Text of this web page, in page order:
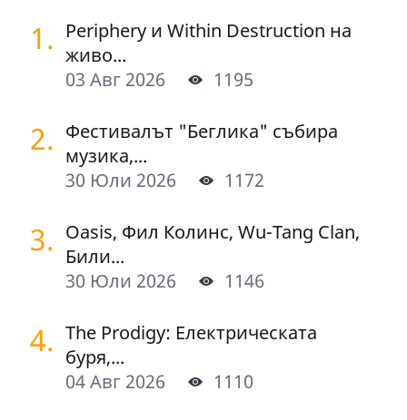
1. Periphery и Within Destruction на
живо...
03 Авг 2026
1195
2. Фестивалът "Беглика" събира
музика,...
30 Юли 2026
1172
3. Oasis, Фил Колинс, Wu-Tang Clan,
Били...
30 Юли 2026
1146
4. The Prodigy: Електрическата
буря,...
04 Авг 2026
1110